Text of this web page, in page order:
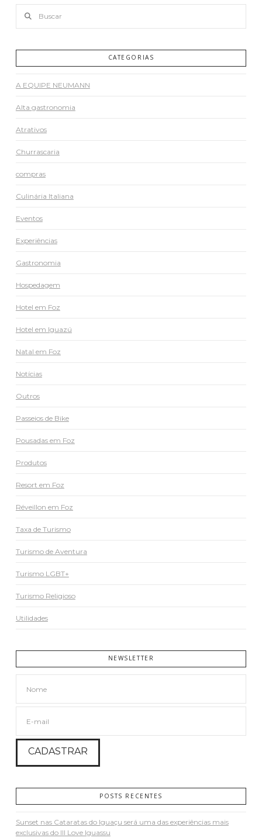
CATEGORIAS
A EQUIPE NEUMANN
Alta gastronomia
Atrativos
Churrascaria
compras
Culinária Italiana
Eventos
Experiências
Gastronomia
Hospedagem
Hotel em Foz
Hotel em Iguazú
Natal em Foz
Notícias
Outros
Passeios de Bike
Pousadas em Foz
Produtos
Resort em Foz
Réveillon em Foz
Taxa de Turismo
Turismo de Aventura
Turismo LGBT+
Turismo Religioso
Utilidades
NEWSLETTER
POSTS RECENTES
Sunset nas Cataratas do Iguaçu será uma das experiências mais
exclusivas do III Love Iguassu